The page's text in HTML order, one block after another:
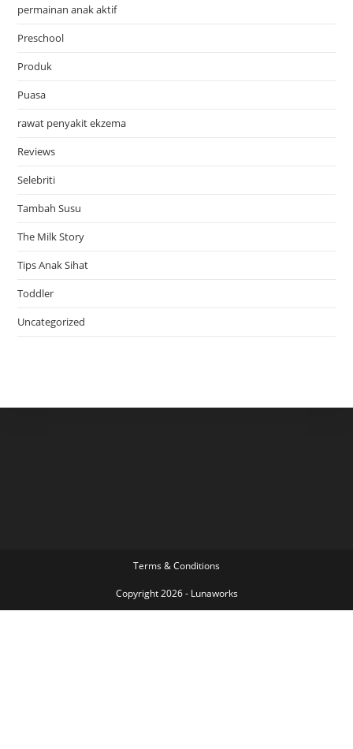
permainan anak aktif
Preschool
Produk
Puasa
rawat penyakit ekzema
Reviews
Selebriti
Tambah Susu
The Milk Story
Tips Anak Sihat
Toddler
Uncategorized
Terms & Conditions
Copyright 2026 - Lunaworks